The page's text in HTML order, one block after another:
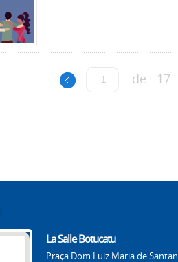
de 17
La Salle Botucatu
Praça Dom Luiz Maria de